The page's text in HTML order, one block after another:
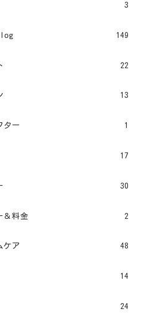
3
149
22
13
ター 1
17
30
＆料金 2
ケア 48
14
24